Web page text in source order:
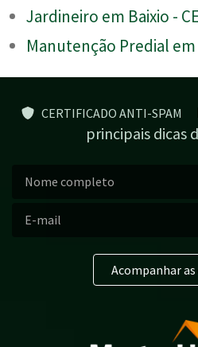
Jardineiro em Baixio - CE
Manutenção Predial em
CERTIFICADO ANTI-SPAM
principais dicas
Acompanhar as